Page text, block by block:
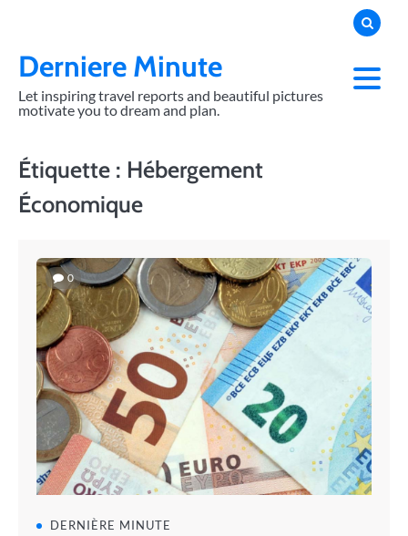
contentDerniere Minute
Let inspiring travel reports and beautiful pictures
motivate you to dream and plan.
Étiquette : Hébergement
Économique
0
DERNIÈRE MINUTE